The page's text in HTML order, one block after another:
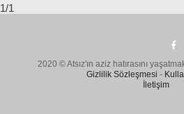
1/1
2020 © Atsız'ın aziz hatırasını
Gizlilik Sözleşmesi -
İletişim